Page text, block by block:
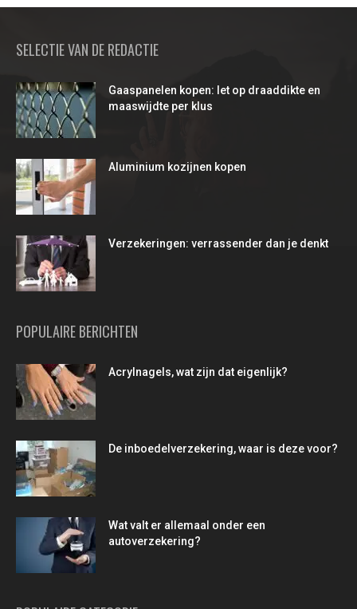
SELECTIE VAN DE REDACTIE
Gaaspanelen kopen: let op draaddikte en
maaswijdte per klus
Aluminium kozijnen kopen
Verzekeringen: verrassender dan je denkt
POPULAIRE BERICHTEN
Acrylnagels, wat zijn dat eigenlijk?
De inboedelverzekering, waar is deze voor?
Wat valt er allemaal onder een
autoverzekering?